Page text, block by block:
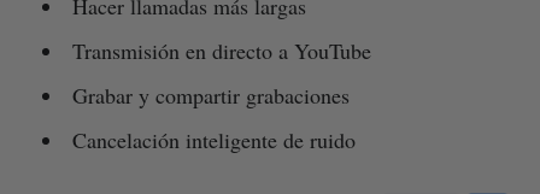
Hacer llamadas más largas
Transmisión en directo a YouTube
Grabar y compartir grabaciones
Cancelación inteligente de ruido